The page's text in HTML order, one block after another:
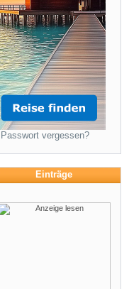
Passwort vergessen?
Einträge